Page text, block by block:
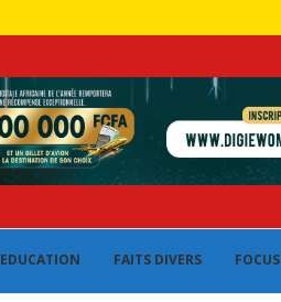
EDUCATION FAITS DIVERS FOCUS